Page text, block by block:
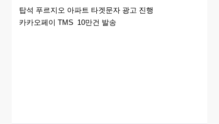
탑석 푸르지오 아파트 타겟문자 광고 진행
카카오페이 TMS 10만건 발송